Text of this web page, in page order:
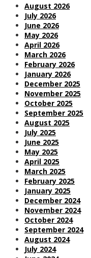
August 2026
July 2026
June 2026
May 2026
April 2026
March 2026
February 2026
January 2026
December 2025
November 2025
October 2025
September 2025
August 2025
July 2025
June 2025
May 2025
April 2025
March 2025
February 2025
January 2025
December 2024
November 2024
October 2024
September 2024
August 2024
July 2024